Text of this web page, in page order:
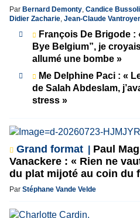
Par Bernard Demonty, Candice Bussoli
Didier Zacharie, Jean-Claude
François De Brigode :
Bye Belgium”, je
allumé une bombe »
Me Delphine Paci : «
de Salah Abdeslam,
stress »
Grand format
Paul
Vanackere : « Rien ne
du plat mijoté au coin du
Par Stéphane Vande Velde